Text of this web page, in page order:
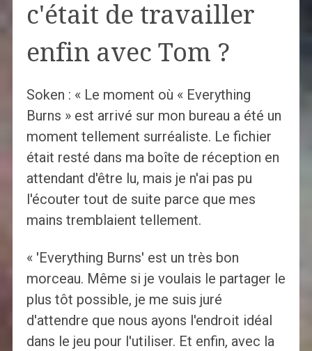
c'était de travailler
enfin avec Tom ?
Soken : « Le moment où « Everything
Burns » est arrivé sur mon bureau a été un
moment tellement surréaliste. Le fichier
était resté dans ma boîte de réception en
attendant d'être lu, mais je n'ai pas pu
l'écouter tout de suite parce que mes
mains tremblaient tellement.
« 'Everything Burns' est un très bon
morceau. Même si je voulais le partager le
plus tôt possible, je me suis juré
d'attendre que nous ayons l'endroit idéal
dans le jeu pour l'utiliser. Et enfin, avec la